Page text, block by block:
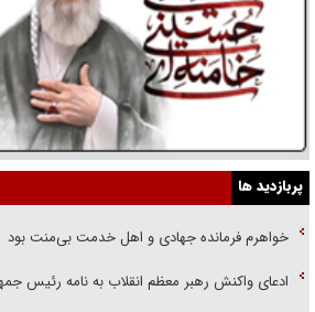
پربازدید ها
خواهرم فرمانده جهادی و اهل خدمت بی‌منت بود
ادعای واکنش رهبر معظم انقلاب به نامه رئیس